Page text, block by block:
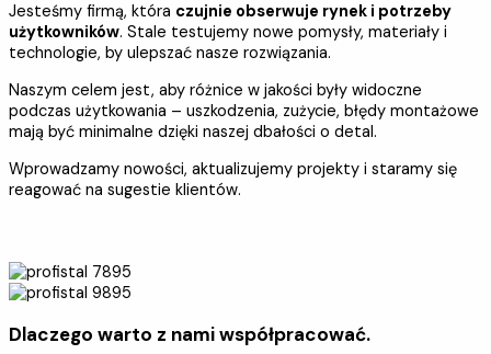
Jesteśmy firmą, która czujnie obserwuje rynek i potrzeby
użytkowników. Stale testujemy nowe pomysły, materiały i
technologie, by ulepszać nasze rozwiązania.
Naszym celem jest, aby różnice w jakości były widoczne
podczas użytkowania – uszkodzenia, zużycie, błędy montażowe
mają być minimalne dzięki naszej dbałości o detal.
Wprowadzamy nowości, aktualizujemy projekty i staramy się
reagować na sugestie klientów.
Dlaczego warto z nami współpracować.